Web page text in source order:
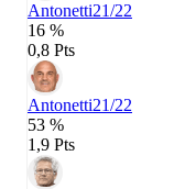
Antonetti21/22
16 %
0,8 Pts
Antonetti21/22
53 %
1,9 Pts